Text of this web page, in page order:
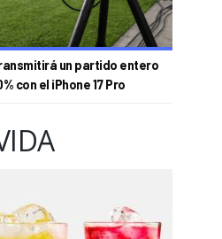
un partido entero
con el iPhone 17 Pro